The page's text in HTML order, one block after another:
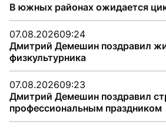
В южных районах ожидается
07.08.202609:24
Дмитрий Демешин поздравил
физкультурника
07.08.202609:23
Дмитрий Демешин поздравил
профессиональным праздником